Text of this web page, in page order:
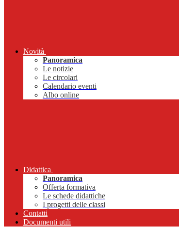
Novità
Panoramica
Le notizie
Le circolari
Calendario eventi
Albo online
Didattica
Panoramica
Offerta formativa
Le schede didattiche
I progetti delle classi
Contatti
Documenti utili